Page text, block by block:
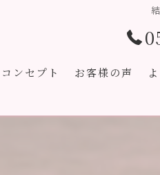
コンセプト お客様の声